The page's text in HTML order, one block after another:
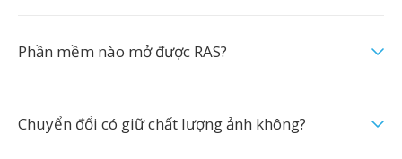
Phần mềm nào mở được RAS?
Chuyển đổi có giữ chất lượng ảnh không?